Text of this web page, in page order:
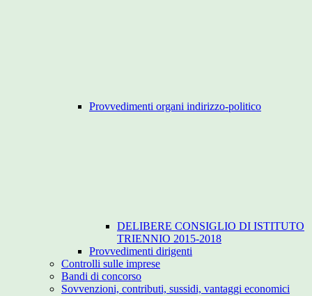
Provvedimenti organi indirizzo-politico
DELIBERE CONSIGLIO DI ISTITUTO
TRIENNIO 2015-2018
Provvedimenti dirigenti
Controlli sulle imprese
Bandi di concorso
Sovvenzioni, contributi, sussidi, vantaggi economici